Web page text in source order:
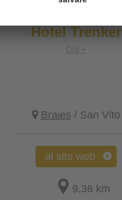
Hotel Trenker
CIN +
Braies / San Vito
al sito web
9,36 km